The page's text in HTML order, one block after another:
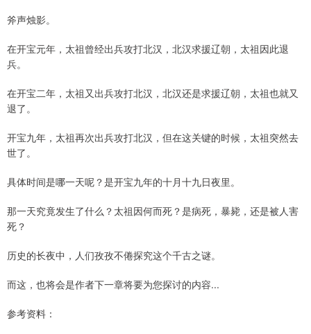
斧声烛影。
在开宝元年，太祖曾经出兵攻打北汉，北汉求援辽朝，太祖因此退
兵。
在开宝二年，太祖又出兵攻打北汉，北汉还是求援辽朝，太祖也就又
退了。
开宝九年，太祖再次出兵攻打北汉，但在这关键的时候，太祖突然去
世了。
具体时间是哪一天呢？是开宝九年的十月十九日夜里。
那一天究竟发生了什么？太祖因何而死？是病死，暴毙，还是被人害
死？
历史的长夜中，人们孜孜不倦探究这个千古之谜。
而这，也将会是作者下一章将要为您探讨的内容...
参考资料：
深证成指 14311.01 +200.89